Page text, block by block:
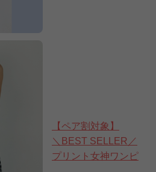
【ペア割対象】
＼BEST SELLER／
プリント女神ワンピ